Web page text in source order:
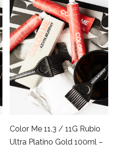
Color Me 11.3 / 11G Rubio
Ultra Platino Gold 100ml –